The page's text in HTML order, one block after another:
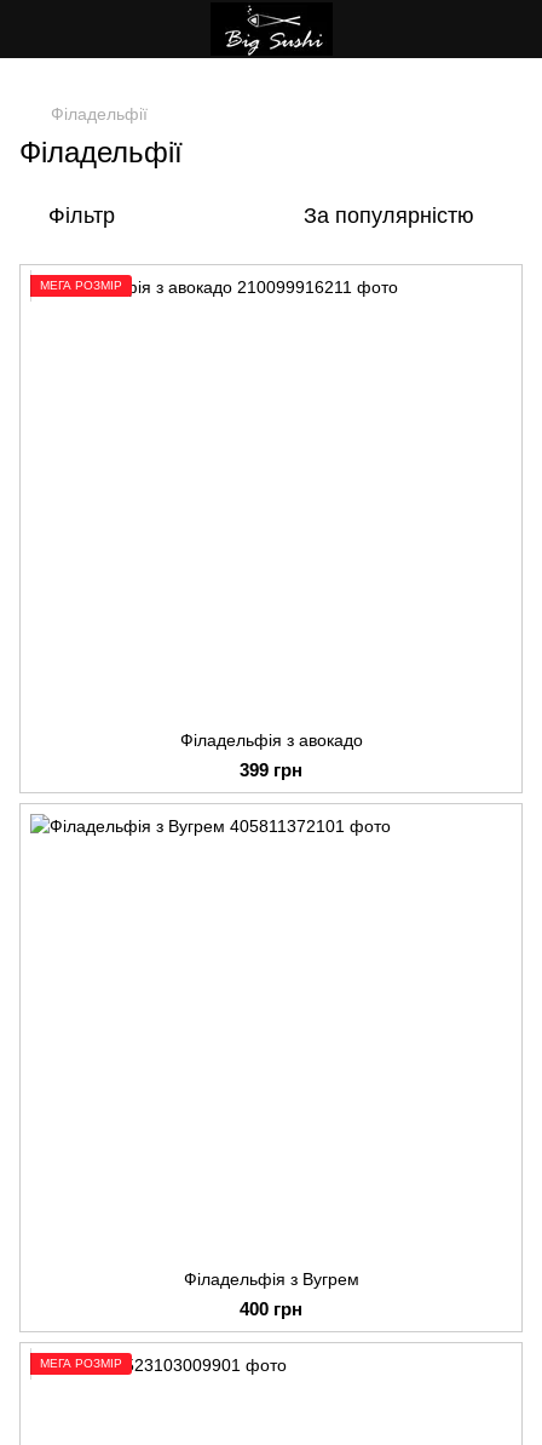
Філадельфії
Філадельфії
Фільтр За популярністю
МЕГА РОЗМІР
Філадельфія з авокадо
399 грн
Філадельфія з Вугрем
400 грн
МЕГА РОЗМІР